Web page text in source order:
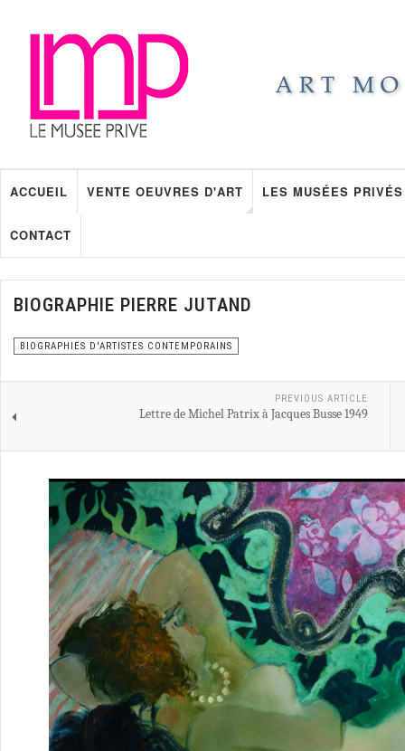
ACCUEIL VENTE OEUVRES D'ART LES MUSÉES PRIVÉS
CONTACT
BIOGRAPHIE PIERRE JUTAND
BIOGRAPHIES D'ARTISTES CONTEMPORAINS
PREVIOUS ARTICLE
Lettre de Michel Patrix à Jacques Busse 1949